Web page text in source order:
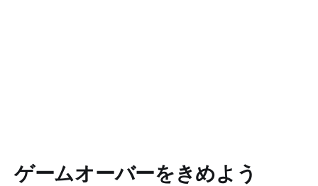
ゲームオーバーをきめよう